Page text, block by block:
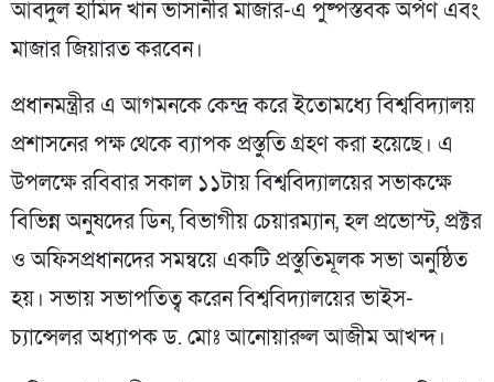
আবদুল হামিদ খান ভাসানীর মাজার-এ পুষ্পস্তবক অর্পণ এবং
মাজার জিয়ারত করবেন।
প্রধানমন্ত্রীর এ আগমনকে কেন্দ্র করে ইতোমধ্যে বিশ্ববিদ্যালয়
প্রশাসনের পক্ষ থেকে ব্যাপক প্রস্তুতি গ্রহণ করা হয়েছে। এ
উপলক্ষে রবিবার সকাল ১১টায় বিশ্ববিদ্যালয়ের সভাকক্ষে
বিভিন্ন অনুষদের ডিন, বিভাগীয় চেয়ারম্যান, হল প্রভোস্ট, প্রক্টর
ও অফিসপ্রধানদের সমন্বয়ে একটি প্রস্তুতিমূলক সভা অনুষ্ঠিত
হয়। সভায় সভাপতিত্ব করেন বিশ্ববিদ্যালয়ের ভাইস-
চ্যান্সেলর অধ্যাপক ড. মোঃ আনোয়ারুল আজীম আখন্দ।